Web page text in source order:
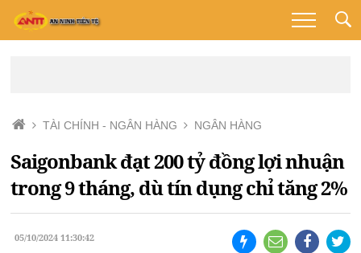
TÀI CHÍNH - NGÂN HÀNG NGÂN HÀNG
Saigonbank đạt 200 tỷ đồng lợi nhuận
trong 9 tháng, dù tín dụng chỉ tăng 2%
05/10/2024 11:30:42